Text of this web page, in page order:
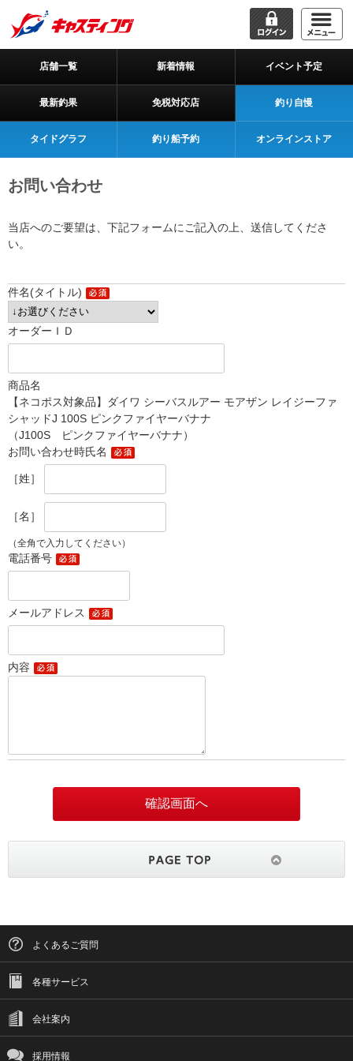
店舗一覧 新着情報 イベント予定
最新釣果 免税対応店 釣り自慢
タイドグラフ 釣り船予約 オンラインストア
お問い合わせ
当店へのご要望は、下記フォームにご記入の上、送信してくださ
い。
件名(タイトル)
オーダーＩＤ
商品名
【ネコポス対象品】ダイワ シーバスルアー モアザン レイジーファ
シャッドJ 100S ピンクファイヤーバナナ
（J100S ピンクファイヤーバナナ）
お問い合わせ時氏名
［姓］
［名］
（全角で入力してください）
電話番号
メールアドレス
内容
よくあるご質問
各種サービス
会社案内
採用情報